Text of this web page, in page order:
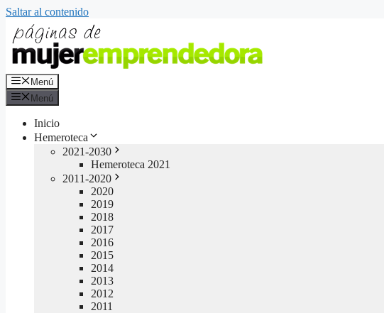
Saltar al contenido
Menú
Menú
Inicio
Hemeroteca
2021-2030
Hemeroteca 2021
2011-2020
2020
2019
2018
2017
2016
2015
2014
2013
2012
2011